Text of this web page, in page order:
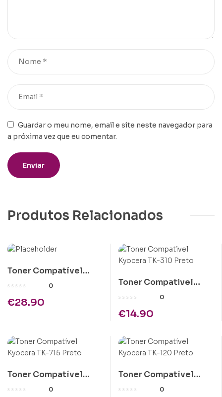
Guardar o meu nome, email e site neste navegador para
a próxima vez que eu comentar.
Produtos Relacionados
Toner Compatível
Epson C1100 Ciano
0
€28.90
Toner Compativel
Kyocera TK-310 Preto
0
€14.90
Toner Compatível
Kyocera TK-715 Preto
0
Toner Compatível
Kyocera TK-120 Preto
0